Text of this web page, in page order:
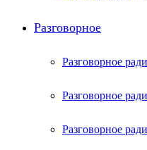
Разговорное
Разговорное
Разговорное
Разговорное